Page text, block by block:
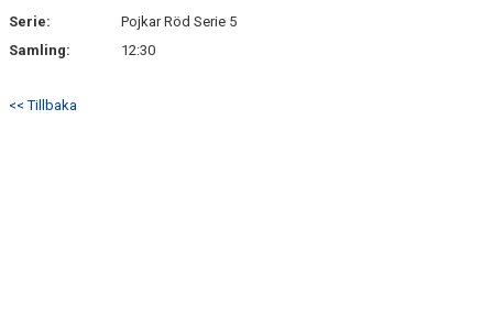
Serie:
Pojkar Röd Serie 5
Samling:
12:30
<< Tillbaka